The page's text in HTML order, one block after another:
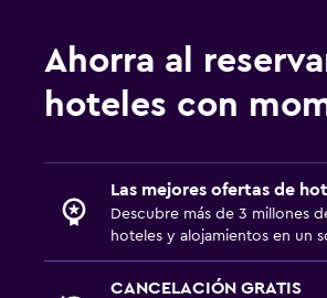
Ahorra al
hoteles con
Las mejores ofertas de
Descubre más de 3 millones
hoteles y alojamientos en un
CANCELACIÓN GRATIS